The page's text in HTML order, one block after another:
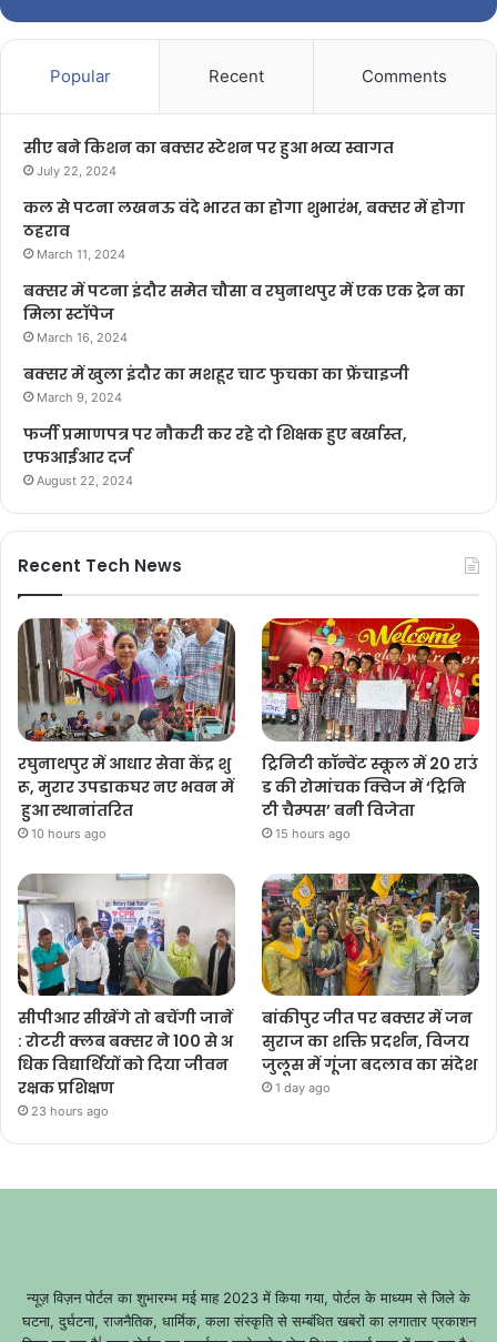
Popular Recent Comments
सीए बने किशन का बक्सर स्टेशन पर हुआ भव्य स्वागत
July 22, 2024
कल से पटना लखनऊ वंदे भारत का होगा शुभारंभ, बक्सर में होगा
ठहराव
March 11, 2024
बक्सर में पटना इंदौर समेत चौसा व रघुनाथपुर में एक एक ट्रेन का
मिला स्टॉपेज
March 16, 2024
बक्सर में खुला इंदौर का मशहूर चाट फुचका का फ्रेंचाइजी
March 9, 2024
फर्जी प्रमाणपत्र पर नौकरी कर रहे दो शिक्षक हुए बर्खास्त,
एफआईआर दर्ज
August 22, 2024
Recent Tech News
रघुनाथपुर में आधार सेवा केंद्र शु
रू, मुरार उपडाकघर नए भवन में
हुआ स्थानांतरित
10 hours ago
ट्रिनिटी कॉन्वेंट स्कूल में 20 राउं
ड की रोमांचक क्विज में ‘ट्रिनि
टी चैम्पस’ बनी विजेता
15 hours ago
सीपीआर सीखेंगे तो बचेंगी जानें
: रोटरी क्लब बक्सर ने 100 से अ
धिक विद्यार्थियों को दिया जीवन
रक्षक प्रशिक्षण
23 hours ago
बांकीपुर जीत पर बक्सर में जन
सुराज का शक्ति प्रदर्शन, विजय
जुलूस में गूंजा बदलाव का संदेश
1 day ago
न्यूज़ विज़न पोर्टल का शुभारम्भ मई माह 2023 में किया गया, पोर्टल के माध्यम से जिले के
घटना, दुर्घटना, राजनैतिक, धार्मिक, कला संस्कृति से सम्बंधित खबरों का लगातार प्रकाशन